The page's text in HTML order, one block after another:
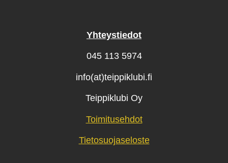
Yhteystiedot
045 113 5974
info(at)teippiklubi.fi
Teippiklubi Oy
Toimitusehdot
Tietosuojaseloste